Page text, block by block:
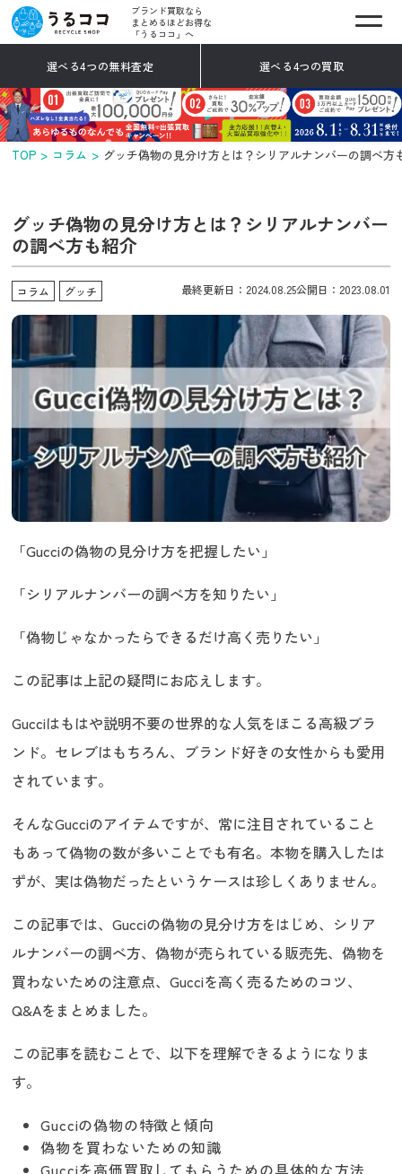
ブランド買取なら
まとめるほどお得な
「うるココ」へ
選べる4つの無料査定 選べる4つの買取
TOP コラム グッチ偽物の見分け方とは？シリアルナンバーの調べ方
グッチ偽物の見分け方とは？シリアルナンバー
の調べ方も紹介
コラム グッチ 最終更新日：2024.08.25公開日：2023.08.01
「Gucciの偽物の見分け方を把握したい」
「シリアルナンバーの調べ方を知りたい」
「偽物じゃなかったらできるだけ高く売りたい」
この記事は上記の疑問にお応えします。
Gucciはもはや説明不要の世界的な人気をほこる高級ブラ
ンド。セレブはもちろん、ブランド好きの女性からも愛用
されています。
そんなGucciのアイテムですが、常に注目されていること
もあって偽物の数が多いことでも有名。本物を購入したは
ずが、実は偽物だったというケースは珍しくありません。
この記事では、Gucciの偽物の見分け方をはじめ、シリア
ルナンバーの調べ方、偽物が売られている販売先、偽物を
買わないための注意点、Gucciを高く売るためのコツ、
Q&Aをまとめました。
この記事を読むことで、以下を理解できるようになりま
す。
Gucciの偽物の特徴と傾向
偽物を買わないための知識